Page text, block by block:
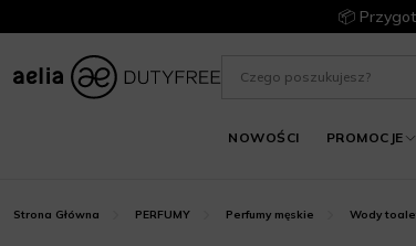
📦
NOWOŚCI PROMOCJE
Strona Główna PERFUMY Perfumy męskie Wody